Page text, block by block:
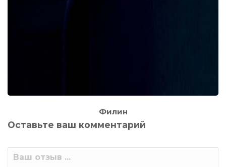
Филин
Оставьте ваш комментарий